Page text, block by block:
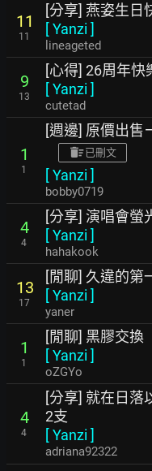
11
11
[分享] 燕姿生日
[Yanzi ]
lineageted
9
13
[心得] 26周年快
[Yanzi ]
cutetad
1
1
[週邊] 原價出售
已刪文
[Yanzi ]
bobby0719
4
4
[分享] 演唱會螢
[Yanzi ]
hahakook
13
17
[閒聊] 久違的第
[Yanzi ]
yaner
1
1
[閒聊] 黑膠交換
[Yanzi ]
oZGYo
4
4
[分享] 就在日落
2支
[Yanzi ]
adriana92322